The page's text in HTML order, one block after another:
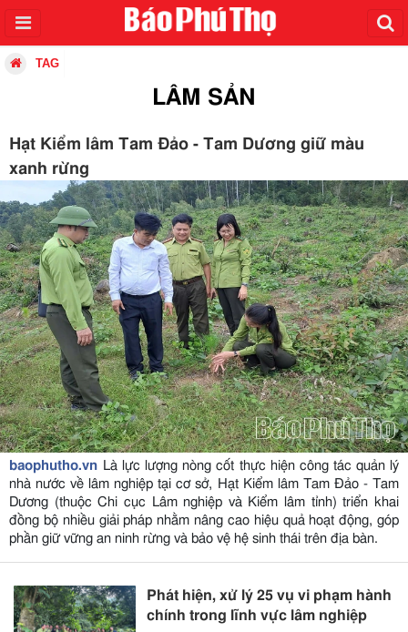
TAG
LÂM SẢN
Hạt Kiểm lâm Tam Đảo - Tam Dương giữ màu
xanh rừng
baophutho.vn Là lực lượng nòng cốt thực hiện công tác quản lý
nhà nước về lâm nghiệp tại cơ sở, Hạt Kiểm lâm Tam Đảo - Tam
Dương (thuộc Chi cục Lâm nghiệp và Kiểm lâm tỉnh) triển khai
đồng bộ nhiều giải pháp nhằm nâng cao hiệu quả hoạt động, góp
phần giữ vững an ninh rừng và bảo vệ hệ sinh thái trên địa bàn.
Phát hiện, xử lý 25 vụ vi phạm hành
chính trong lĩnh vực lâm nghiệp